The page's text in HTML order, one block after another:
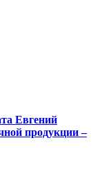
Евгений
продукции –